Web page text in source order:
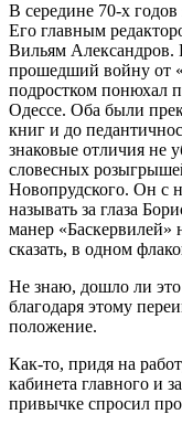
В середине 70-х
Его главным
Вильям
прошедший войну от
подростком понюхал
Одессе. Оба были
книг и до
знаковые отличия не
словесных
Новопрудского. Он с
называть за глаза
манер «Баскервилей»
сказать, в одном
Не знаю, дошло ли
благодаря этому
положение.
Как-то, придя на
кабинета главного и
привычке спросил